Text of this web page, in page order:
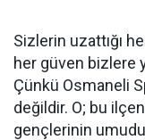
Sizlerin uzattığı
her güven bizlere
Çünkü Osmaneli
değildir. O; bu
gençlerinin